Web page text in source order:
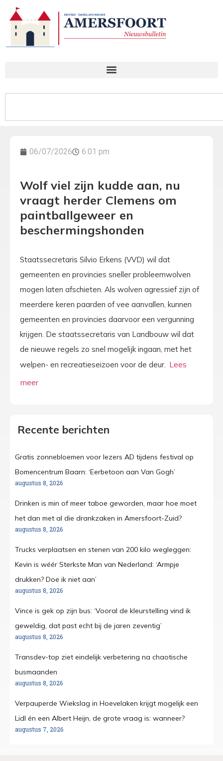
06/07/2026 6:01 pm
Wolf viel zijn kudde aan, nu
vraagt herder Clemens om
paintballgeweer en
beschermingshonden
Staatssecretaris Silvio Erkens (VVD) wil dat
gemeenten en provincies sneller probleemwolven
mogen laten afschieten. Als wolven agressief zijn of
meerdere keren paarden of vee aanvallen, kunnen
gemeenten en provincies daarvoor een vergunning
krijgen. De staatssecretaris van Landbouw wil dat
de nieuwe regels zo snel mogelijk ingaan, met het
welpen- en recreatieseizoen voor de deur.
Recente berichten
Gratis zonnebloemen voor lezers AD tijdens festival op
Bomencentrum Baarn: ‘Eerbetoon aan Van Gogh’
augustus 8, 2026
Drinken is min of meer taboe geworden, maar hoe moet
het dan met al die drankzaken in Amersfoort-Zuid?
augustus 8, 2026
Trucks verplaatsen en stenen van 200 kilo wegleggen:
Kevin is wéér Sterkste Man van Nederland: ‘Armpje
drukken? Doe ik niet aan’
augustus 8, 2026
Vince is gek op zijn bus: ‘Vooral de kleurstelling vind ik
geweldig, dat past echt bij de jaren zeventig’
augustus 8, 2026
Transdev-top ziet eindelijk verbetering na chaotische
busmaanden
augustus 8, 2026
Verpauperde Wiekslag in Hoevelaken krijgt mogelijk een
Lidl én een Albert Heijn, de grote vraag is: wanneer?
augustus 7, 2026